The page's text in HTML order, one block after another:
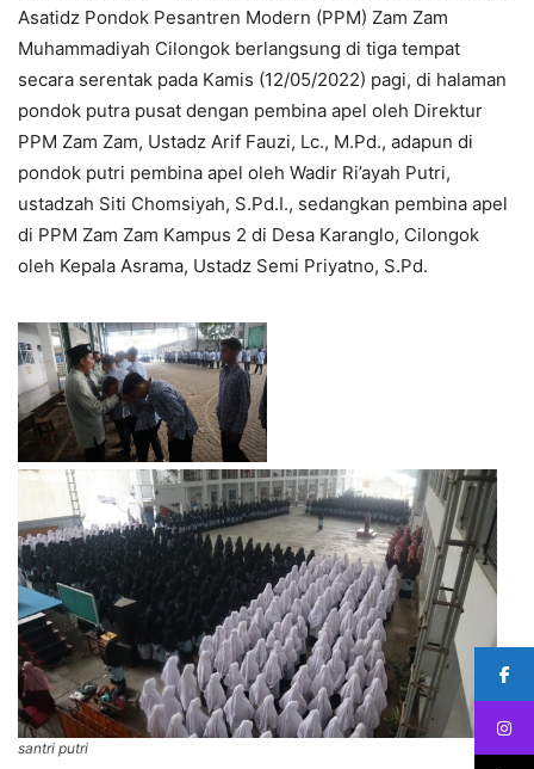
Asatidz Pondok Pesantren Modern (PPM) Zam Zam
Muhammadiyah Cilongok berlangsung di tiga tempat
secara serentak pada Kamis (12/05/2022) pagi, di halaman
pondok putra pusat dengan pembina apel oleh Direktur
PPM Zam Zam, Ustadz Arif Fauzi, Lc., M.Pd., adapun di
pondok putri pembina apel oleh Wadir Ri’ayah Putri,
ustadzah Siti Chomsiyah, S.Pd.I., sedangkan pembina apel
di PPM Zam Zam Kampus 2 di Desa Karanglo, Cilongok
oleh Kepala Asrama, Ustadz Semi Priyatno, S.Pd.
santri putri